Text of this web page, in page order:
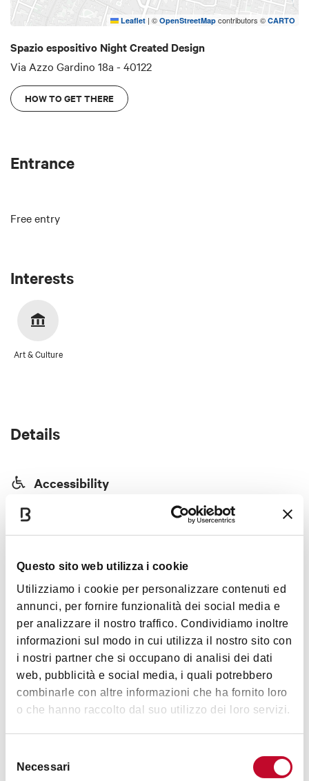
Questo sito web utilizza i cookie
Utilizziamo i cookie per personalizzare contenuti ed
annunci, per fornire funzionalità dei social media e
per analizzare il nostro traffico. Condividiamo inoltre
informazioni sul modo in cui utilizza il nostro sito con
i nostri partner che si occupano di analisi dei dati
web, pubblicità e social media, i quali potrebbero
combinarle con altre informazioni che ha fornito loro
o che hanno raccolto dal suo utilizzo dei loro servizi.
delNecessari
Leaflet | © OpenStreetMap contributors © CARTO
Spazio espositivo Night Created Design
Via Azzo Gardino 18a - 40122
HOW TO GET THERE
Entrance
Free entry
Interests
Art & Culture
Details
Accessibility
Easy access for disabled people
Timetables
Thursday 5:00pm - 8:30pm
Friday 5:00pm - 8:30pm
Saturday 3:00pm - 8:30pm